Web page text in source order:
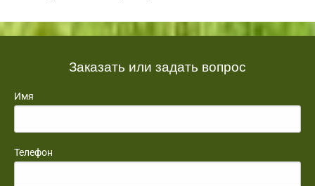
Заказать или задать вопрос
Имя
Телефон